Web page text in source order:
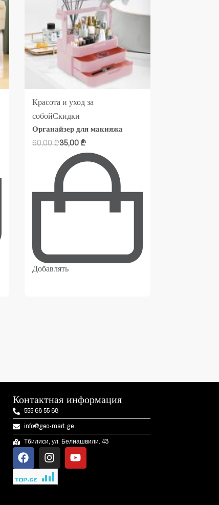
Красота и уход за
собойСкидки
Органайзер для макияжа
60,00₾35,00 ₾
Добавлять
Контактная информация
555 68 55 68
info@geo-mart.ge
Тбилиси, ул. Белиашвили. 43